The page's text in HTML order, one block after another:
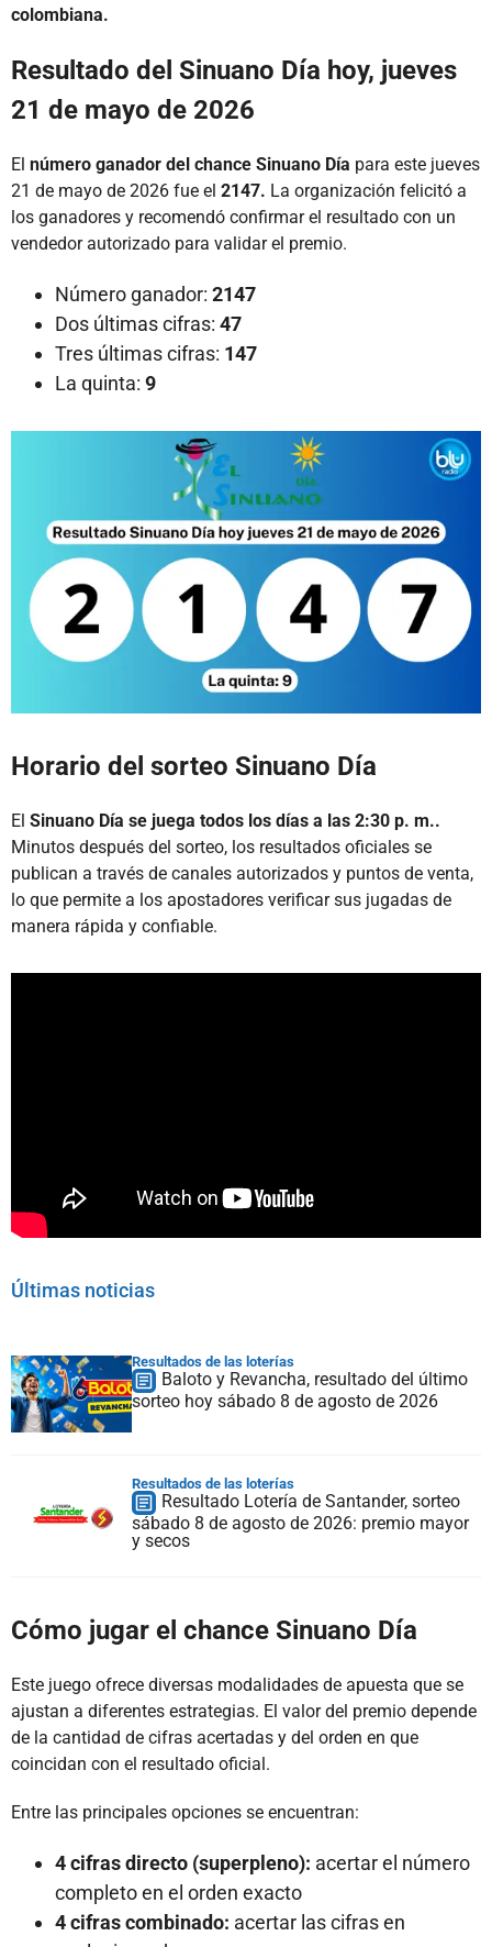
colombiana.
Resultado del Sinuano Día hoy, jueves
21 de mayo de 2026
El número ganador del chance Sinuano Día para este jueves
21 de mayo de 2026 fue el 2147. La organización felicitó a
los ganadores y recomendó confirmar el resultado con un
vendedor autorizado para validar el premio.
Número ganador: 2147
Dos últimas cifras: 47
Tres últimas cifras: 147
La quinta: 9
Horario del sorteo Sinuano Día
El Sinuano Día se juega todos los días a las 2:30 p. m..
Minutos después del sorteo, los resultados oficiales se
publican a través de canales autorizados y puntos de venta,
lo que permite a los apostadores verificar sus jugadas de
manera rápida y confiable.
Últimas noticias
Resultados de las loterías
Baloto y Revancha, resultado del último
sorteo hoy sábado 8 de agosto de 2026
Resultados de las loterías
Resultado Lotería de Santander, sorteo
sábado 8 de agosto de 2026: premio mayor
y secos
Cómo jugar el chance Sinuano Día
Este juego ofrece diversas modalidades de apuesta que se
ajustan a diferentes estrategias. El valor del premio depende
de la cantidad de cifras acertadas y del orden en que
coincidan con el resultado oficial.
Entre las principales opciones se encuentran:
4 cifras directo (superpleno): acertar el número
completo en el orden exacto
4 cifras combinado: acertar las cifras en